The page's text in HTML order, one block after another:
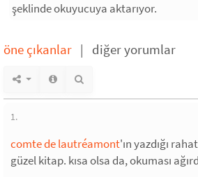
şeklinde okuyucuya aktarıyor.
öne çıkanlar | diğer yorumlar
1.
comte de lautréamont'ın yazdığı
güzel kitap. kısa olsa da, okuması